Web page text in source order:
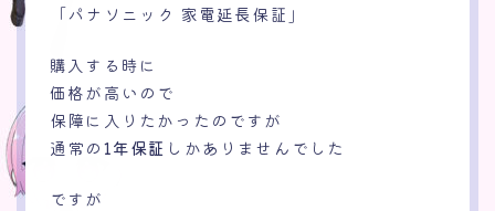
「パナソニック 家電延長保証」
購入する時に
価格が高いので
保障に入りたかったのですが
通常の1年保証 しかありませんでした
ですが